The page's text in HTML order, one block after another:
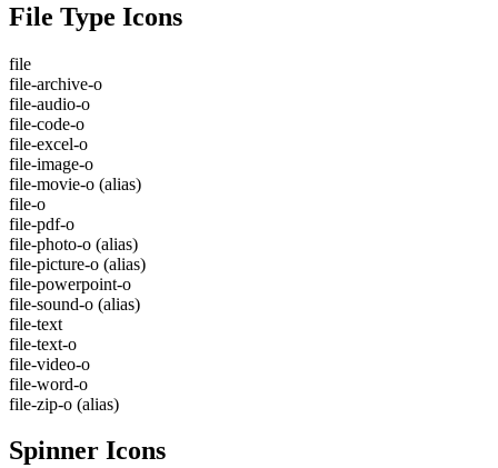
File Type Icons
file
file-archive-o
file-audio-o
file-code-o
file-excel-o
file-image-o
file-movie-o (alias)
file-o
file-pdf-o
file-photo-o (alias)
file-picture-o (alias)
file-powerpoint-o
file-sound-o (alias)
file-text
file-text-o
file-video-o
file-word-o
file-zip-o (alias)
Spinner Icons